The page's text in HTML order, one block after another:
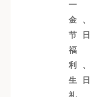
一
金、
节日
福
利、
生日
礼